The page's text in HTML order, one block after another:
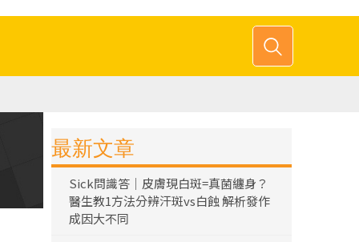
最新文章
Sick問識答｜皮膚現白斑=真菌纏身？
醫生教1方法分辨汗斑vs白蝕 解析發作
成因大不同